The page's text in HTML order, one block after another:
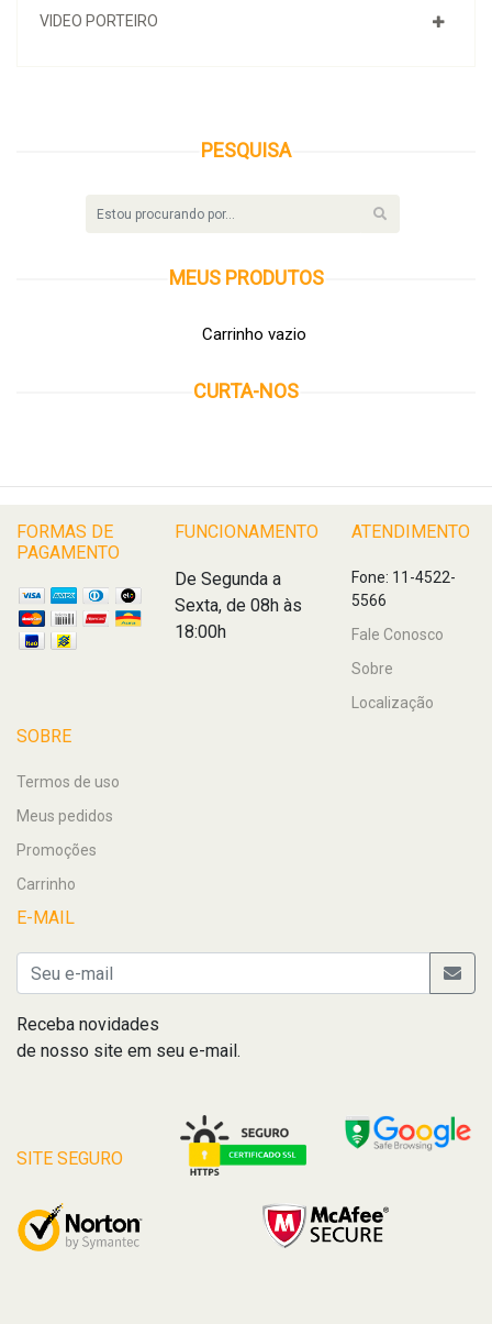
VIDEO PORTEIRO
PESQUISA
MEUS PRODUTOS
Carrinho vazio
CURTA-NOS
FORMAS DE
PAGAMENTO
FUNCIONAMENTO
De Segunda a
Sexta, de 08h às
18:00h
ATENDIMENTO
Fone: 11-4522-
5566
Fale Conosco
Sobre
Localização
SOBRE
Termos de uso
Meus pedidos
Promoções
Carrinho
E-MAIL
Receba novidades
de nosso site em seu e-mail.
SITE SEGURO